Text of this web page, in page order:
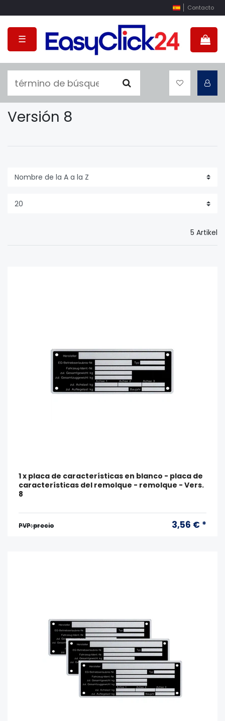
Contacto
☰
Versión 8
5 Artikel
1 x placa de características en blanco - placa de
características del remolque - remolque - Vers.
8
PVP: precio 3,56 € *